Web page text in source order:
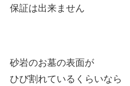
保証は出来ません
砂岩のお墓の表面が
ひび割れているくらいなら